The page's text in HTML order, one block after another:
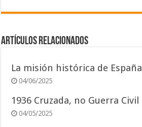
Artículos relacionados
La misión histórica de España
04/06/2025
1936 Cruzada, no Guerra Civil
04/05/2025